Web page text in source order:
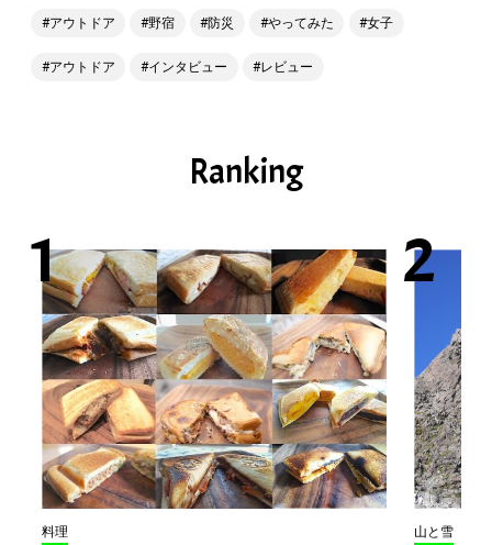
アウトドア 野宿 防災 やってみた 女子
アウトドア インタビュー レビュー
Ranking
料理 山と雪